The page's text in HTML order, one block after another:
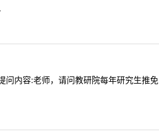
内容:老师，请问教研院每年研究生推